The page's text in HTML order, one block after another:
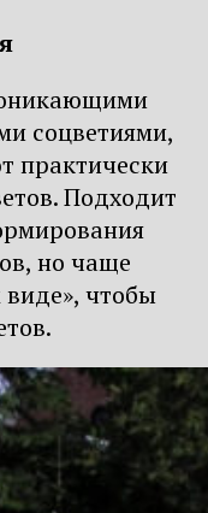
соцветиями,
практически
Подходит
но чаще
чтобы